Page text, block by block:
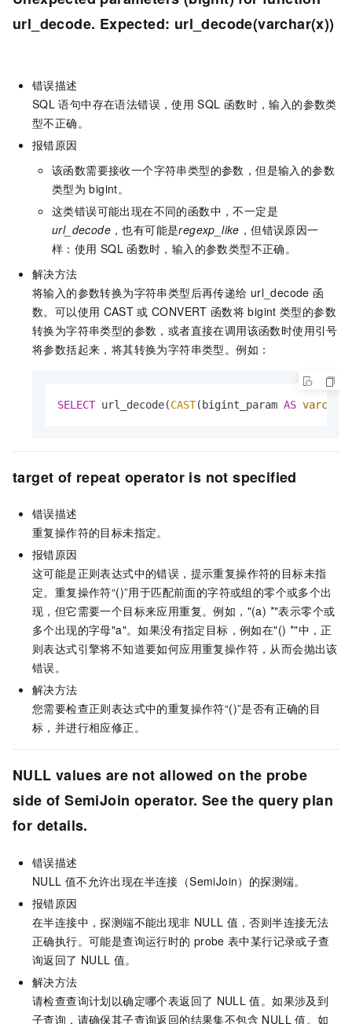
url_decode. Expected: url_decode(varchar(x))
错误描述
SQL 语句中存在语法错误，使用 SQL 函数时，输入的参数类
型不正确。
报错原因
该函数需要接收一个字符串类型的参数，但是输入的参数
类型为 bigint。
这类错误可能出现在不同的函数中，不一定是
url_decode ，也有可能是regexp_like ，但错误原因一
样：使用 SQL 函数时，输入的参数类型不正确。
解决方法
将输入的参数转换为字符串类型后再传递给 url_decode 函
数。可以使用 CAST 或 CONVERT 函数将 bigint 类型的参数
转换为字符串类型的参数，或者直接在调用该函数时使用引号
将参数括起来，将其转换为字符串类型。例如：
SELECT url_decode(CAST(bigint_param AS varchar
target of repeat operator is not specified
错误描述
重复操作符的目标未指定。
报错原因
这可能是正则表达式中的错误，提示重复操作符的目标未指
定。重复操作符“()”用于匹配前面的字符或组的零个或多个出
现，但它需要一个目标来应用重复。例如，"(a) *"表示零个或
多个出现的字母"a"。如果没有指定目标，例如在"() *"中，正
则表达式引擎将不知道要如何应用重复操作符，从而会抛出该
错误。
解决方法
您需要检查正则表达式中的重复操作符“()”是否有正确的目
标，并进行相应修正。
NULL values are not allowed on the probe
side of SemiJoin operator. See the query plan
for details.
错误描述
NULL 值不允许出现在半连接（SemiJoin）的探测端。
报错原因
在半连接中，探测端不能出现非 NULL 值，否则半连接无法
正确执行。可能是查询运行时的 probe 表中某行记录或子查
询返回了 NULL 值。
解决方法
请检查查询计划以确定哪个表返回了 NULL 值。如果涉及到
子查询，请确保其子查询返回的结果集不包含 NULL 值。如